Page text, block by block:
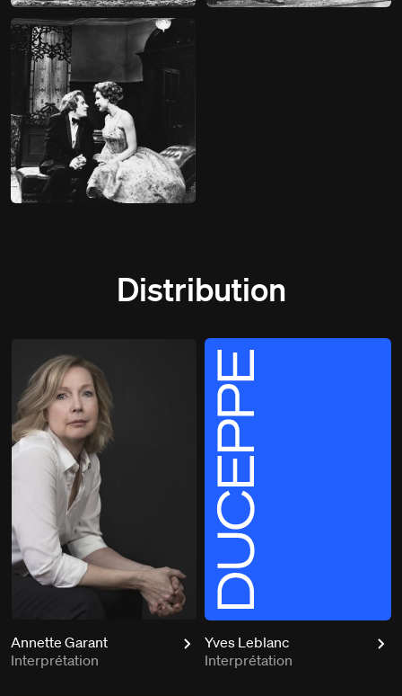
Distribution
Annette Garant
Interprétation
Yves Leblanc
Interprétation